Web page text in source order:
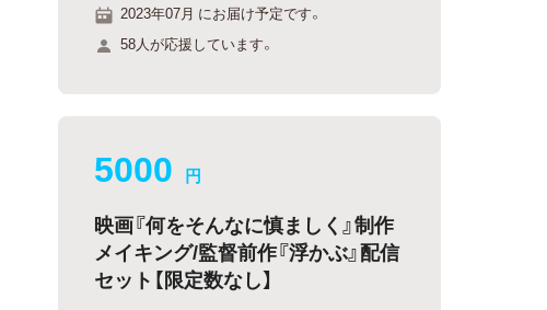
2023年07月 にお届け予定です。
58人が応援しています。
5000 円
映画『何をそんなに慎ましく』制作
メイキング/監督前作『浮かぶ』配信
セット【限定数なし】